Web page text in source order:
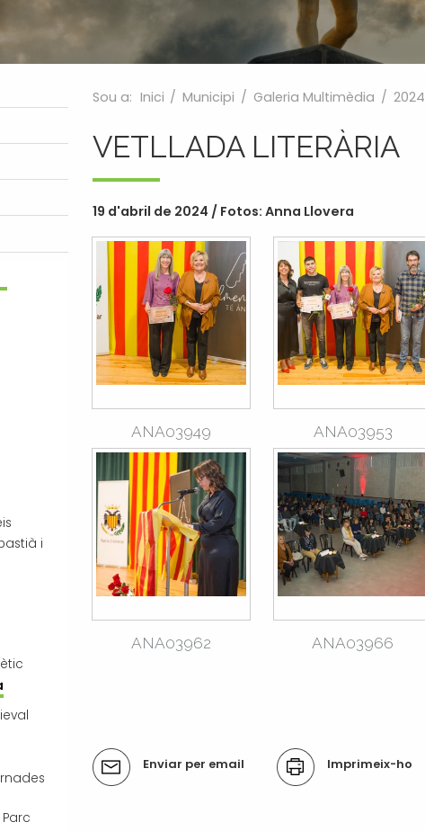
i
Sou a: Inici / Municipi / Galeria Multimèdia / 2024
VETLLADA LITERÀRIA
19 d'abril de 2024 / Fotos: Anna Llovera
ANA03949 ANA03953
ANA03962 ANA03966
Accions
del
Enviar per email Imprimeix-ho